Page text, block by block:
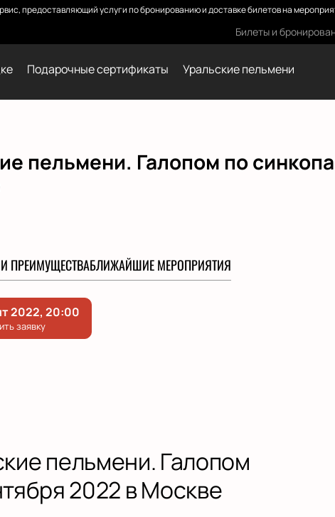
предоставляющий услуги по бронированию и доставке билетов на
Билеты и
Подарочные сертификаты Уральские пельмени
пельмени. Галопом по
ПРЕИМУЩЕСТВАБЛИЖАЙШИЕ МЕРОПРИЯТИЯ
пельмени. Галопом
2022 в Москве